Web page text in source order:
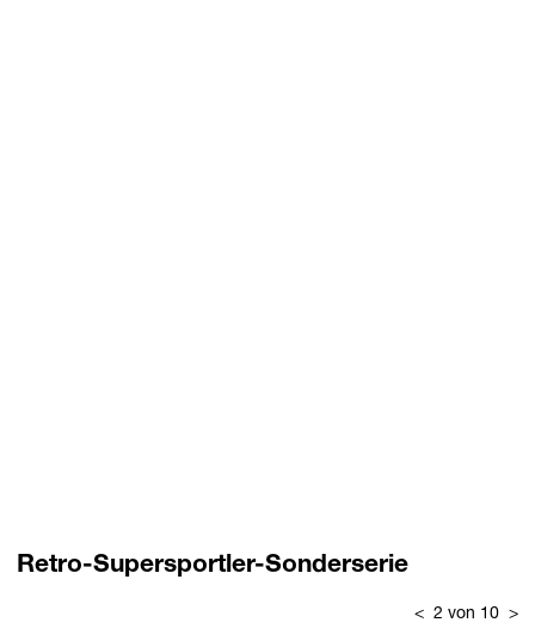
Retro-Supersportler-Sonderserie
< 2 von 10 >